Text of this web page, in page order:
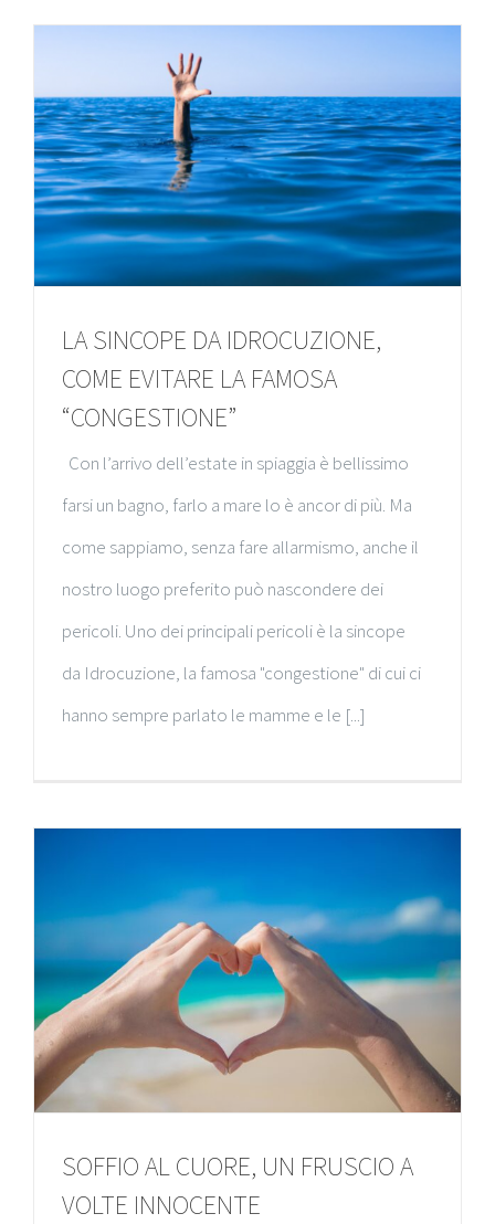
LA SINCOPE DA IDROCUZIONE,
COME EVITARE LA FAMOSA
“CONGESTIONE”
Con l’arrivo dell’estate in spiaggia è bellissimo
farsi un bagno, farlo a mare lo è ancor di più. Ma
come sappiamo, senza fare allarmismo, anche il
nostro luogo preferito può nascondere dei
pericoli. Uno dei principali pericoli è la sincope
da Idrocuzione, la famosa "congestione" di cui ci
hanno sempre parlato le mamme e le [...]
SOFFIO AL CUORE, UN FRUSCIO A
VOLTE INNOCENTE